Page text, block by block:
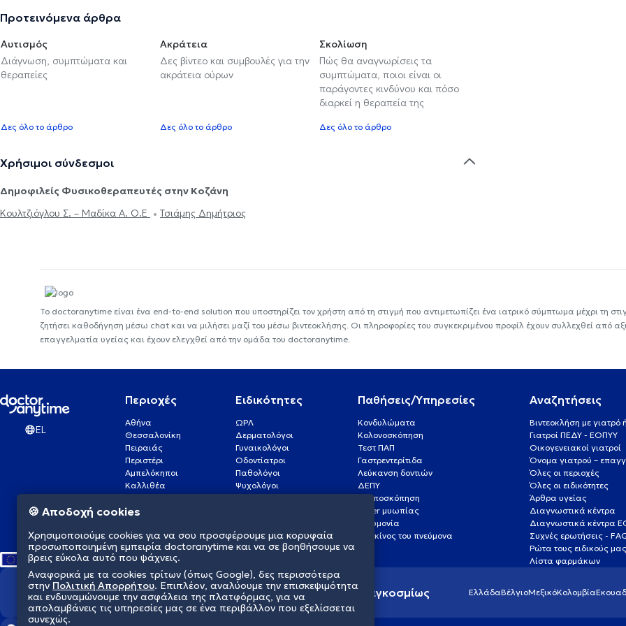
Προτεινόμενα άρθρα
Αυτισμός
Διάγνωση, συμπτώματα και
θεραπείες
Δες όλο το άρθρο
Ακράτεια
Δες βίντεο και συμβουλές για την
ακράτεια ούρων
Δες όλο το άρθρο
Σκολίωση
Πώς θα αναγνωρίσεις τα
συμπτώματα, ποιοι είναι οι
παράγοντες κινδύνου και πόσο
διαρκεί η θεραπεία της
Δες όλο το άρθρο
Χρήσιμοι σύνδεσμοι
Δημοφιλείς Φυσικοθεραπευτές στην Κοζάνη
Κουλτζιόγλου Σ. – Μαδίκα Α. Ο.Ε
Τσιάμης Δημήτριος
Το doctoranytime είναι ένα end-to-end solution που υποστηρίζει τον χρήστη από τη στιγμή που αντιμετωπίζει ένα ιατρικό σύμπτωμα μέχρι τη
ζητήσει καθοδήγηση μέσω chat και να μιλήσει μαζί του μέσω βιντεοκλήσης. Οι πληροφορίες του συγκεκριμένου προφίλ έχουν συλλεχθεί από
επαγγελματία υγείας και έχουν ελεγχθεί από την ομάδα του doctoranytime.
EL
Περιοχές
Αθήνα
Θεσσαλονίκη
Πειραιάς
Περιστέρι
Αμπελόκηποι
Καλλιθέα
Πάτρα
Γλυφάδα
Νέα Σμύρνη
Ειδικότητες
ΩΡΛ
Δερματολόγοι
Γυναικολόγοι
Οδοντίατροι
Παθολόγοι
Ψυχολόγοι
Οφθαλμίατροι
Καρδιολόγοι
Παθήσεις/Υπηρεσίες
Κονδυλώματα
Κολονοσκόπηση
Τεστ ΠΑΠ
Γαστρεντερίτιδα
Λεύκανση δοντιών
ΔΕΠΥ
Κολποσκόπηση
Laser μυωπίας
Πνευμονία
Καρκίνος του πνεύμονα
Αναζητήσεις
Βιντεοκλήση με
Γιατροί ΠΕΔΥ - ΕΟΠΥΥ
Οικογενειακοί γιατροί
Όνομα γιατρού –
Όλες οι περιοχές
Όλες οι ειδικότητες
Άρθρα υγείας
Διαγνωστικά κέντρα
Διαγνωστικά κέντρα
Συχνές ερωτήσεις -
Ρώτα τους ειδικούς μας
Λίστα φαρμάκων
Διαμορφώνουμε το μέλλον της υγείας παγκοσμίως ΕλλάδαΒέλγιοΜεξικόΚολομβία
🍪 Αποδοχή cookies
Χρησιμοποιούμε cookies για να σου προσφέρουμε μια κορυφαία
προσωποποιημένη εμπειρία doctoranytime και να σε βοηθήσουμε να
βρεις εύκολα αυτό που ψάχνεις.
Αναφορικά με τα cookies τρίτων (όπως Google), δες περισσότερα
στην Πολιτική Απορρήτου. Επιπλέον, αναλύουμε την επισκεψιμότητα
και ενδυναμώνουμε την ασφάλεια της πλατφόρμας, για να
απολαμβάνεις τις υπηρεσίες μας σε ένα περιβάλλον που εξελίσσεται
συνεχώς.